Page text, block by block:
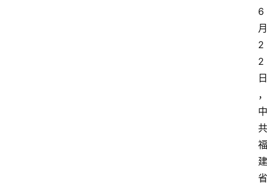
6
月
2
2
日
，
中
共
福
建
省